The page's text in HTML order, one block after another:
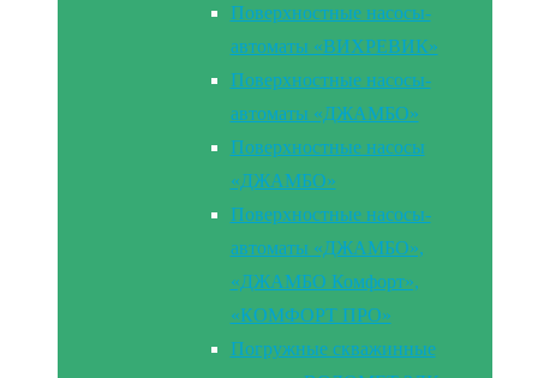
Поверхностные насосы-
автоматы «ВИХРЕВИК»
Поверхностные насосы-
автоматы «ДЖАМБО»
Поверхностные насосы
«ДЖАМБО»
Поверхностные насосы-
автоматы «ДЖАМБО»,
«ДЖАМБО Комфорт»,
«КОМФОРТ ПРО»
Погружные скважинные